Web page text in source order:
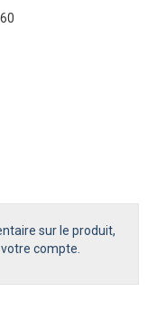
sur le produit,
compte.